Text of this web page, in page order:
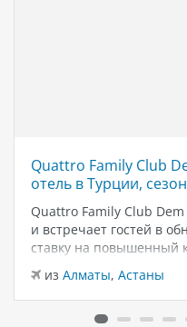
Quattro Family Club
отель в Турции,
Quattro Family Club Dem
и встречает гостей в
ставку на повышенный
моря. Отель остаётся
кто ищет семейный
из Алматы, Астаны